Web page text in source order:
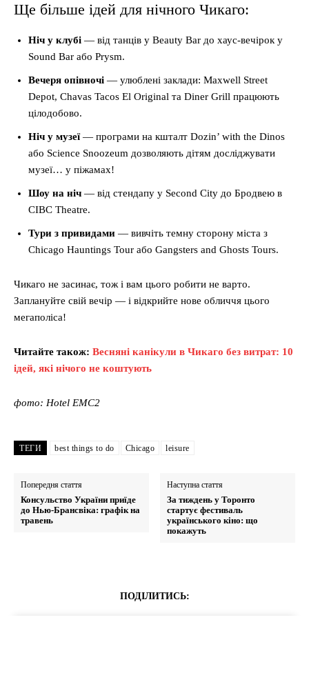
Ще більше ідей для нічного Чикаго:
Ніч у клубі — від танців у Beauty Bar до хаус-вечірок у
Sound Bar або Prysm.
Вечеря опівночі — улюблені заклади: Maxwell Street
Depot, Chavas Tacos El Original та Diner Grill працюють
цілодобово.
Ніч у музеї— програми на кшталт Dozin’ with the Dinos
або Science Snoozeum дозволяють дітям досліджувати
музеї… у піжамах!
Шоу на ніч — від стендапу у Second City до Бродвею в
CIBC Theatre.
Тури з привидами — вивчіть темну сторону міста з
Chicago Hauntings Tour або Gangsters and Ghosts Tours.
Чикаго не засинає, тож і вам цього робити не варто.
Заплануйте свій вечір — і відкрийте нове обличчя цього
мегаполіса!
Читайте також: Весняні канікули в Чикаго без витрат: 10
ідей, які нічого не коштують
фото: Hotel EMC2
ТЕГИ best things to do Chicago leisure
Попередня стаття
Консульство України приїде
до Нью-Брансвіка: графік на
травень
Наступна стаття
За тиждень у Торонто
стартує фестиваль
українського кіно: що
покажуть
ПОДІЛИТИСЬ: